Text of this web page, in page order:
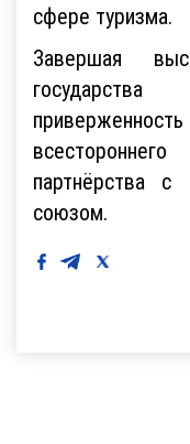
сфере туризма.
Завершая
партнёрства с
союзом.